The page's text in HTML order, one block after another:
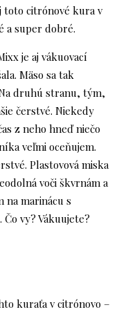
toto citrónové kura v
a super dobré.
je aj vákuovací
Mäso sa tak
druhú stranu, tým,
čerstvé. Niekedy
z neho hneď niečo
veľmi oceňujem.
Plastovová miska
voči škvrnám a
na marinácu s
vy? Vákuujete?
kuraťa v citrónovo –